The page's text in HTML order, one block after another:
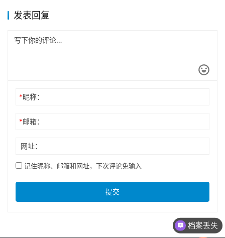
发表回复
*昵称：
*邮箱：
网址：
记住昵称、邮箱和网址，下次评论免输入
提交
档案丢失